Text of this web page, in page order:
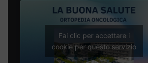
Fai clic per accettare i
cookie per questo servizio